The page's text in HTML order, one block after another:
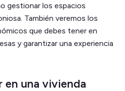
gestionar los espacios
También veremos los
que debes tener en
y garantizar una experiencia
en una vivienda